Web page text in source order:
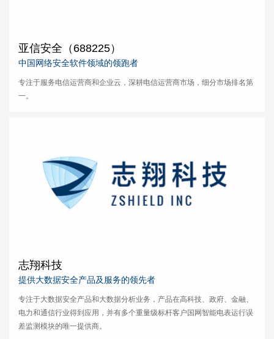
亚信安全（688225）
中国网络安全软件领域的领跑者
专注于服务电信运营商和企业云，深耕电信运营商市场，细分市场排名第
一。
志翔科技
提供大数据安全产品及服务的领先者
专注于大数据安全产品和大数据分析业务，产品在高科技、政府、金融、
电力和通信行业得到应用，并有多个重量级标杆客户国网智能电表运行误
差监测模块的唯一提供商。